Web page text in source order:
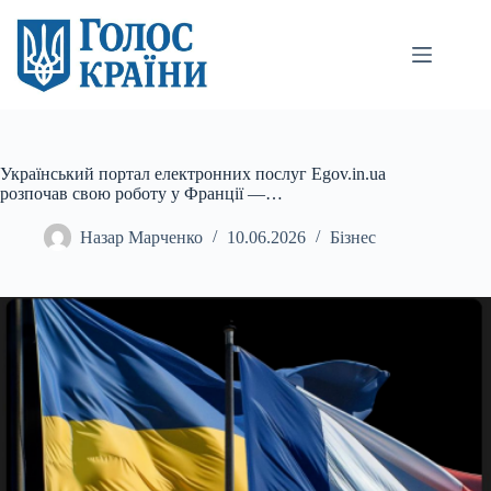
вмісту
Український портал електронних послуг Egov.in.ua
розпочав свою роботу у Франції —…
Назар Марченко 10.06.2026 Бізнес